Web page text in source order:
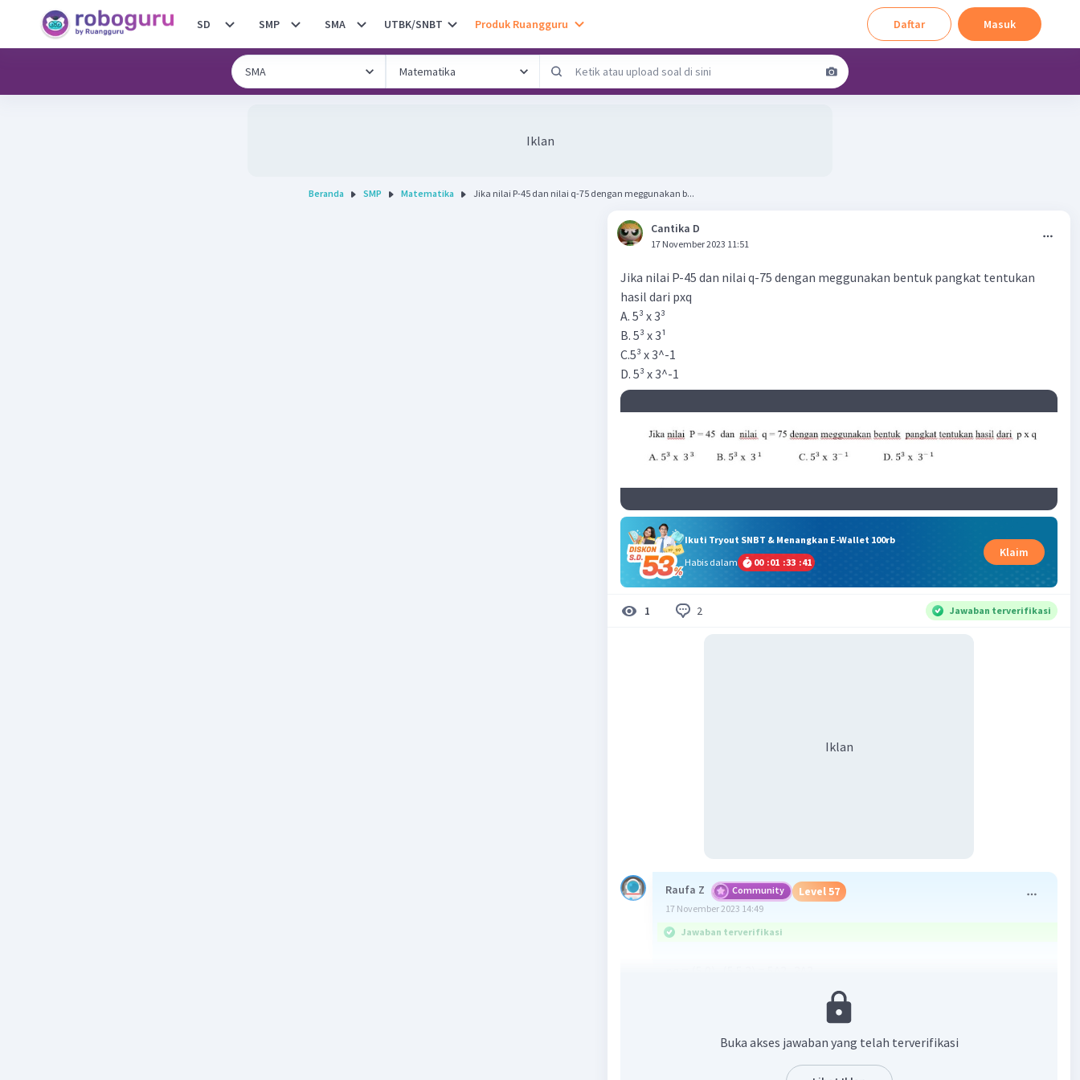
SD SMP SMA UTBK/SNBT Produk Ruangguru Daftar Masuk
Iklan
Beranda SMP Matematika Jika nilai P-45 dan nilai q-75 dengan meggunakan b...
Cantika D
17 November 2023 11:51
Jika nilai P-45 dan nilai q-75 dengan meggunakan bentuk pangkat tentukan
hasil dari pxq
A. 5³ x 3³
B. 5³ x 3¹
C.5³ x 3^-1
D. 5³ x 3^-1
Ikuti Tryout SNBT & Menangkan E-Wallet 100rb
Habis dalam
00 :01 :33 :40
Klaim
1 2 Jawaban terverifikasi
Iklan
Raufa Z Community Level 57
17 November 2023 14:49
Jawaban terverifikasi
Oleh sebab itu nilai pq dalam bentuk pangkat adalah A. 5^3 . 3^3
Semoga membantu
Buka akses jawaban yang telah terverifikasi